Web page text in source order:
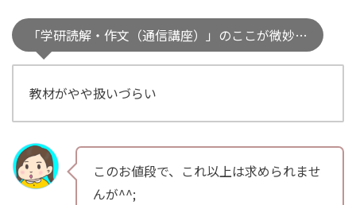
「学研読解・作文（通信講座）」のここが微妙…
教材がやや扱いづらい
このお値段で、これ以上は求められませ
んが^^;